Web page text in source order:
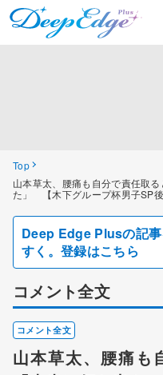
Top
山本草太、腰痛も自分で責任取
た」 【木下グループ杯男子SP後
Deep Edge Plusの記
すく。登録はこちら
コメント全文
コメント全文
山本草太、腰痛